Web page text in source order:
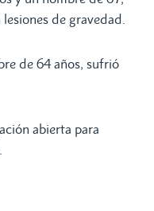
de gravedad.
de 64 años, sufrió
abierta para